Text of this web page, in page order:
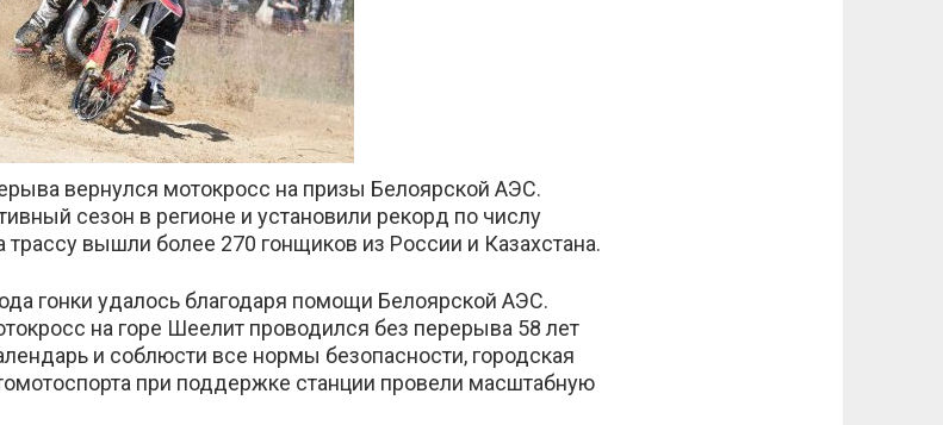
вернулся мотокросс на призы Белоярской АЭС.
сезон в регионе и установили рекорд по числу
трассу вышли более 270 гонщиков из России и Казахстана.
гонки удалось благодаря помощи Белоярской АЭС.
на горе Шеелит проводился без перерыва 58 лет
и соблюсти все нормы безопасности, городская
при поддержке станции провели масштабную